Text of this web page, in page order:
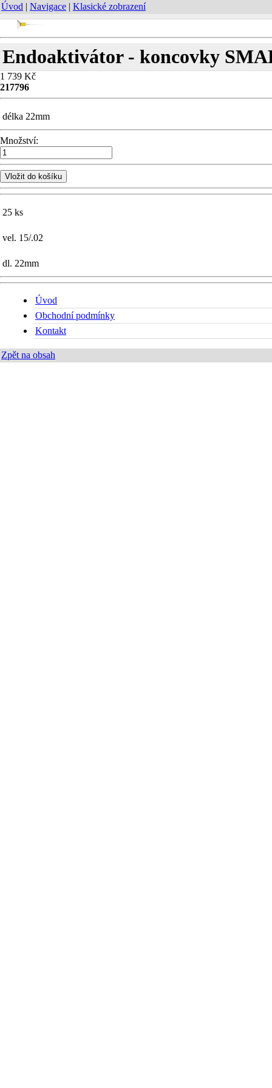
Úvod | Navigace | Klasické zobrazení
Endoaktivátor - koncovky
1 739 Kč
217796
délka 22mm
Množství:
Vložit do košíku
25 ks
vel. 15/.02
dl. 22mm
Úvod
Obchodní podmínky
Kontakt
Zpět na obsah